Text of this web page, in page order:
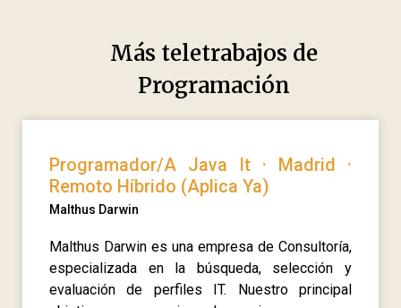
Más teletrabajos de
Programación
Programador/A Java It · Madrid ·
Remoto Híbrido (Aplica Ya)
Malthus Darwin
Malthus Darwin es una empresa de Consultoría,
especializada en la búsqueda, selección y
evaluación de perfiles IT. Nuestro principal